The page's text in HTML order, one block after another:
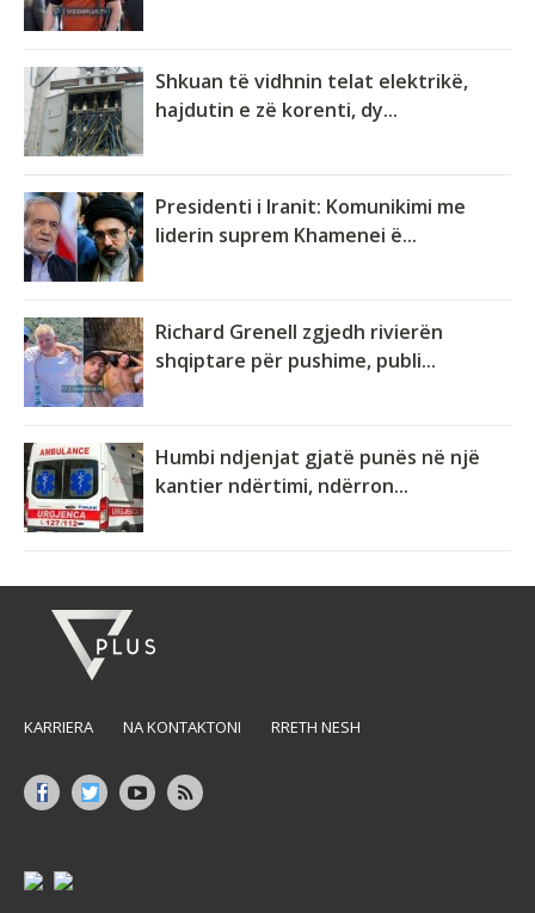
Shkuan të vidhnin telat elektrikë,
hajdutin e zë korenti, dy...
Presidenti i Iranit: Komunikimi me
liderin suprem Khamenei ë...
Richard Grenell zgjedh rivierën
shqiptare për pushime, publi...
Humbi ndjenjat gjatë punës në një
kantier ndërtimi, ndërron...
KARRIERA NA KONTAKTONI RRETH NESH